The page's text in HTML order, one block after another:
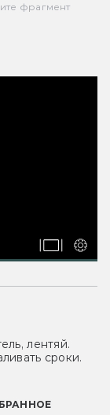
фрагмент
лентяй.
сроки.